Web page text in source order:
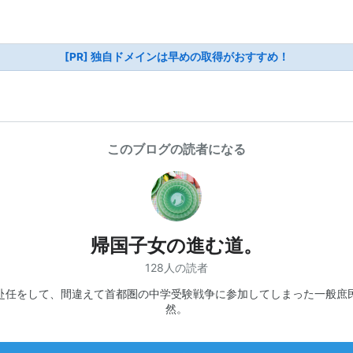
[PR] 独自ドメインは早めの取得がおすすめ！
このブログの読者になる
帰国子女の進む道。
128人の読者
任をして、間違えて首都圏の中学受験戦争に参加してしまった一般庶
然。